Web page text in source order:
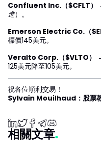
Confluent Inc.（$CFLT）
進）。
Emerson Electric Co.（
標價145美元。
Veralto Corp.（$VLTO）
125美元降至105美元。
祝各位順利交易！
Sylvain Mouilhaud：股票
相關文章